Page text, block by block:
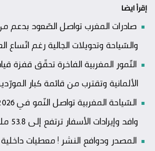
إقرأ ايضا
صادرات المغرب تواصل الصّعود بدعم
والسّياحة وتحويلات الجالية رغم اتّساع
التّمور المغربية الفاخرة تحقّق قفزة
الألمانية وتقترب من قائمة كبار
وافد وإيرادات الأسفار ترتفع إلى 53.8 مليار درهم
المصدر ودوافع النشر ! معطيات